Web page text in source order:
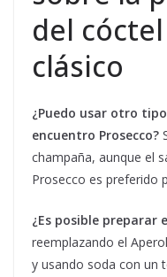
del
clásico
¿Puedo usar otro
encuentro Prosecco?
champaña, aunque el
Prosecco es preferido
¿Es posible preparar
reemplazando el
y usando soda con un